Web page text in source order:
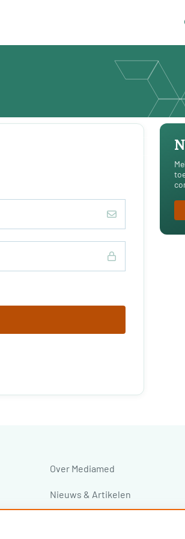
Over Mediamed
Nieuws & Artikelen